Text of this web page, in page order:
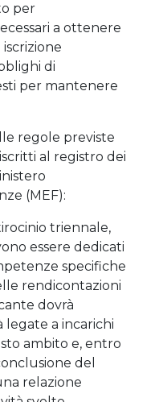
per
a ottenere
iscrizione
di
per mantenere
regole previste
al registro dei
(MEF):
triennale,
essere dedicati
specifiche
rendicontazioni
dovrà
legate a incarichi
ambito e, entro
del
relazione